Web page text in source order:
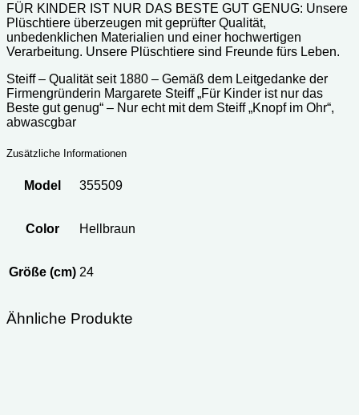
FÜR KINDER IST NUR DAS BESTE GUT GENUG: Unsere
Plüschtiere überzeugen mit geprüfter Qualität,
unbedenklichen Materialien und einer hochwertigen
Verarbeitung. Unsere Plüschtiere sind Freunde fürs Leben.
Steiff – Qualität seit 1880 – Gemäß dem Leitgedanke der
Firmengründerin Margarete Steiff „Für Kinder ist nur das
Beste gut genug“ – Nur echt mit dem Steiff „Knopf im Ohr“,
abwascgbar
Zusätzliche Informationen
Model 355509
Color Hellbraun
Größe (cm) 24
Ähnliche Produkte